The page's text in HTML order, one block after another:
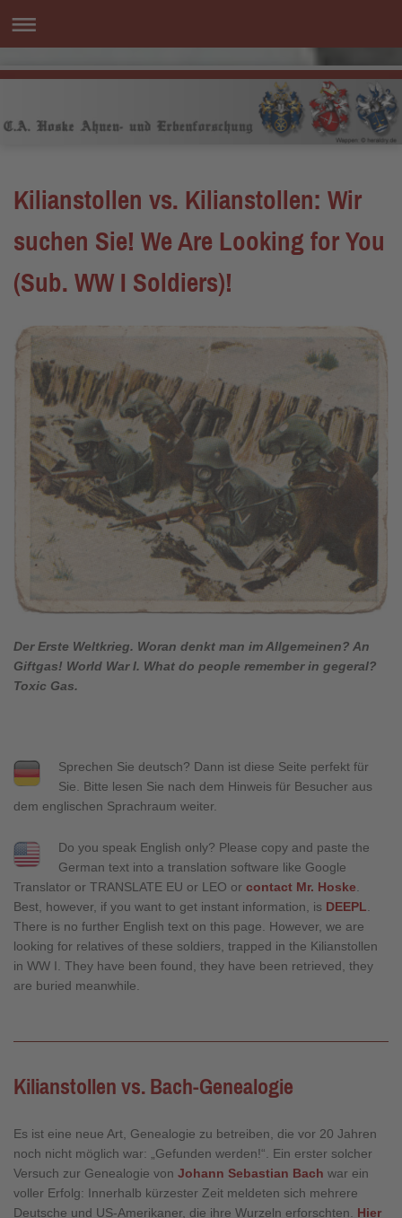
Kilianstollen vs. Kilianstollen: Wir
suchen Sie! We Are Looking for You
(Sub. WW I Soldiers)!
Der Erste Weltkrieg. Woran denkt man im Allgemeinen? An
Giftgas! World War I. What do people remember in gegeral?
Toxic Gas.
Sprechen Sie deutsch? Dann ist diese Seite perfekt für
Sie. Bitte lesen Sie nach dem Hinweis für Besucher aus
dem englischen Sprachraum weiter.
Do you speak English only? Please copy and paste the
German text into a translation software like Google
Translator or TRANSLATE EU or LEO or contact Mr. Hoske
Best, however, if you want to get instant information, is DEEPL
There is no further English text on this page. However, we are
looking for relatives of these soldiers, trapped in the Kilianstollen
in WW I. They have been found, they have been retrieved, they
are buried meanwhile.
Kilianstollen vs. Bach-Genealogie
Es ist eine neue Art, Genealogie zu betreiben, die vor 20 Jahren
noch nicht möglich war: „Gefunden werden!“. Ein erster solcher
Versuch zur Genealogie von Johann Sebastian Bach war ein
voller Erfolg: Innerhalb kürzester Zeit meldeten sich mehrere
Deutsche und US-Amerikaner, die ihre Wurzeln erforschten. Hier